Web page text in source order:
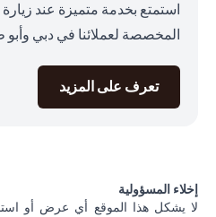
استمتع بخدمة متميزة عند
المخصصة لعملائنا في دبي
تعرف على المزيد
إخلاء المسؤولية
لا يشكل هذا الموقع أي عرض أو